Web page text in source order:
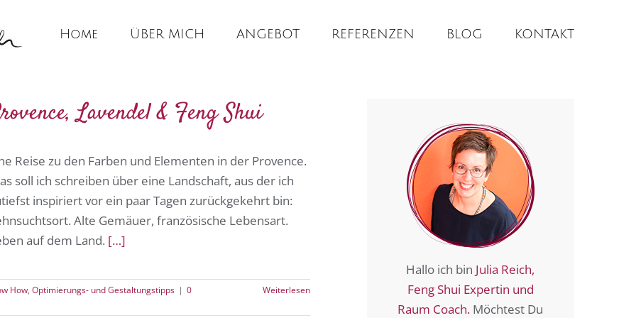
Home ÜBER MICH ANGEBOT REFERENZEN BLOG KONTAKT
Lavendel & Feng Shui
Reise zu den Farben und Elementen in der Provence.
soll ich schreiben über eine Landschaft, aus der ich
inspiriert vor ein paar Tagen zurückgekehrt bin:
Alte Gemäuer, französische Lebensart.
auf dem Land. […]
How, Optimierungs- und Gestaltungstipps | 0
Weiterlesen
Hallo ich bin Julia Reich,
Feng Shui Expertin und
Raum Coach. Möchtest Du